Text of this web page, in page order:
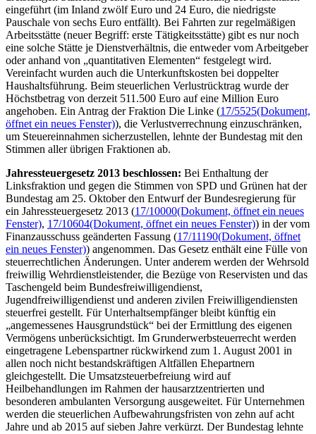
eingeführt (im Inland zwölf Euro und 24 Euro, die niedrigste
Pauschale von sechs Euro entfällt). Bei Fahrten zur regelmäßigen
Arbeitsstätte (neuer Begriff: erste Tätigkeitsstätte) gibt es nur noch
eine solche Stätte je Dienstverhältnis, die entweder vom Arbeitgeber
oder anhand von „quantitativen Elementen“ festgelegt wird.
Vereinfacht wurden auch die Unterkunftskosten bei doppelter
Haushaltsführung. Beim steuerlichen Verlustrücktrag wurde der
Höchstbetrag von derzeit 511.500 Euro auf eine Million Euro
angehoben. Ein Antrag der Fraktion Die Linke (17/5525(Dokument,
öffnet ein neues Fenster)), die Verlustverrechnung einzuschränken,
um Steuereinnahmen sicherzustellen, lehnte der Bundestag mit den
Stimmen aller übrigen Fraktionen ab.
Jahressteuergesetz 2013 beschlossen: Bei Enthaltung der
Linksfraktion und gegen die Stimmen von SPD und Grünen hat der
Bundestag am 25. Oktober den Entwurf der Bundesregierung für
ein Jahressteuergesetz 2013 (17/10000(Dokument, öffnet ein neues
Fenster), 17/10604(Dokument, öffnet ein neues Fenster)) in der vom
Finanzausschuss geänderten Fassung (17/11190(Dokument, öffnet
ein neues Fenster)) angenommen. Das Gesetz enthält eine Fülle von
steuerrechtlichen Änderungen. Unter anderem werden der Wehrsold
freiwillig Wehrdienstleistender, die Bezüge von Reservisten und das
Taschengeld beim Bundesfreiwilligendienst,
Jugendfreiwilligendienst und anderen zivilen Freiwilligendiensten
steuerfrei gestellt. Für Unterhaltsempfänger bleibt künftig ein
„angemessenes Hausgrundstück“ bei der Ermittlung des eigenen
Vermögens unberücksichtigt. Im Grunderwerbsteuerrecht werden
eingetragene Lebenspartner rückwirkend zum 1. August 2001 in
allen noch nicht bestandskräftigen Altfällen Ehepartnern
gleichgestellt. Die Umsatzsteuerbefreiung wird auf
Heilbehandlungen im Rahmen der hausarztzentrierten und
besonderen ambulanten Versorgung ausgeweitet. Für Unternehmen
werden die steuerlichen Aufbewahrungsfristen von zehn auf acht
Jahre und ab 2015 auf sieben Jahre verkürzt. Der Bundestag lehnte